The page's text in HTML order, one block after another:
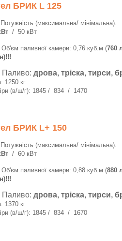
БРИК L 125
(максимальна/ мінімальна):
/ 50 кВт
паливної камери: 0,76 куб.м (760
Паливо: дрова, тріска, тирси,
1250 кг
(в/ш/г): 1845 / 834 / 1470
БРИК L+ 150
(максимальна/ мінімальна):
/ 60 кВт
паливної камери: 0,88 куб.м (880
Паливо: дрова, тріска, тирси,
1370 кг
(в/ш/г): 1845 / 834 / 1670